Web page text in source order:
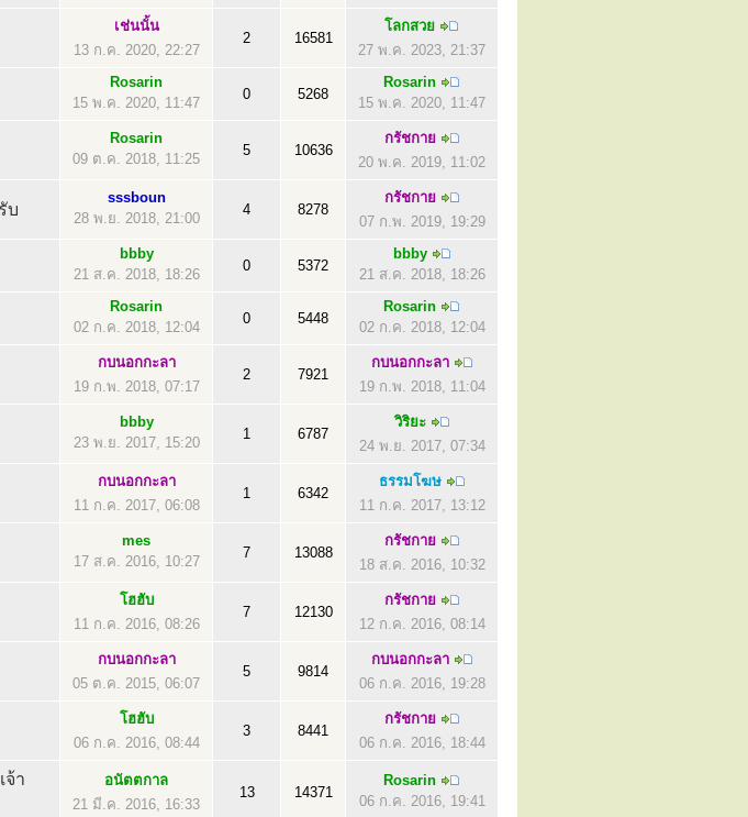
เช่นนั้น
13 ก.ค. 2020, 22:27
2 16581
โลกสวย
27 พ.ค. 2023, 21:37
Rosarin
15 พ.ค. 2020, 11:47
0 5268
Rosarin
15 พ.ค. 2020, 11:47
Rosarin
09 ต.ค. 2018, 11:25
5 10636
กรัชกาย
20 พ.ค. 2019, 11:02
บ
sssboun
28 พ.ย. 2018, 21:00
4 8278
กรัชกาย
07 ก.พ. 2019, 19:29
bbby
21 ส.ค. 2018, 18:26
0 5372
bbby
21 ส.ค. 2018, 18:26
Rosarin
02 ก.ค. 2018, 12:04
0 5448
Rosarin
02 ก.ค. 2018, 12:04
กบนอกกะลา
19 ก.พ. 2018, 07:17
2 7921
กบนอกกะลา
19 ก.พ. 2018, 11:04
bbby
23 พ.ย. 2017, 15:20
1 6787
วิริยะ
24 พ.ย. 2017, 07:34
กบนอกกะลา
11 ก.ค. 2017, 06:08
1 6342
ธรรมโฆษ
11 ก.ค. 2017, 13:12
mes
17 ส.ค. 2016, 10:27
7 13088
กรัชกาย
18 ส.ค. 2016, 10:32
โฮฮับ
11 ก.ค. 2016, 08:26
7 12130
กรัชกาย
12 ก.ค. 2016, 08:14
กบนอกกะลา
05 ต.ค. 2015, 06:07
5 9814
กบนอกกะลา
06 ก.ค. 2016, 19:28
โฮฮับ
06 ก.ค. 2016, 08:44
3 8441
กรัชกาย
06 ก.ค. 2016, 18:44
า
อนัตตกาล
21 มี.ค. 2016, 16:33
13 14371
Rosarin
06 ก.ค. 2016, 19:41